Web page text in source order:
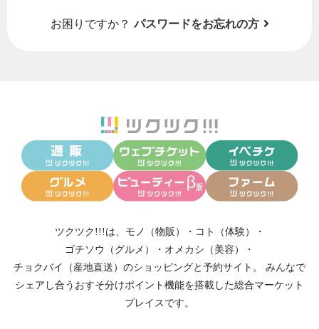
お困りですか？ パスワードをお忘れの方
ツクツク!!!は、 モノ（物販） ・ コト（体験）
・
ゴチソウ（グルメ）
・ オメカシ（美容）
・
チョクバイ（産地直送） のショッピングと予約サイト。
みんなで
シェアし合う おすそ分けポイント機能を搭載した総合マーケット
プレイスです。